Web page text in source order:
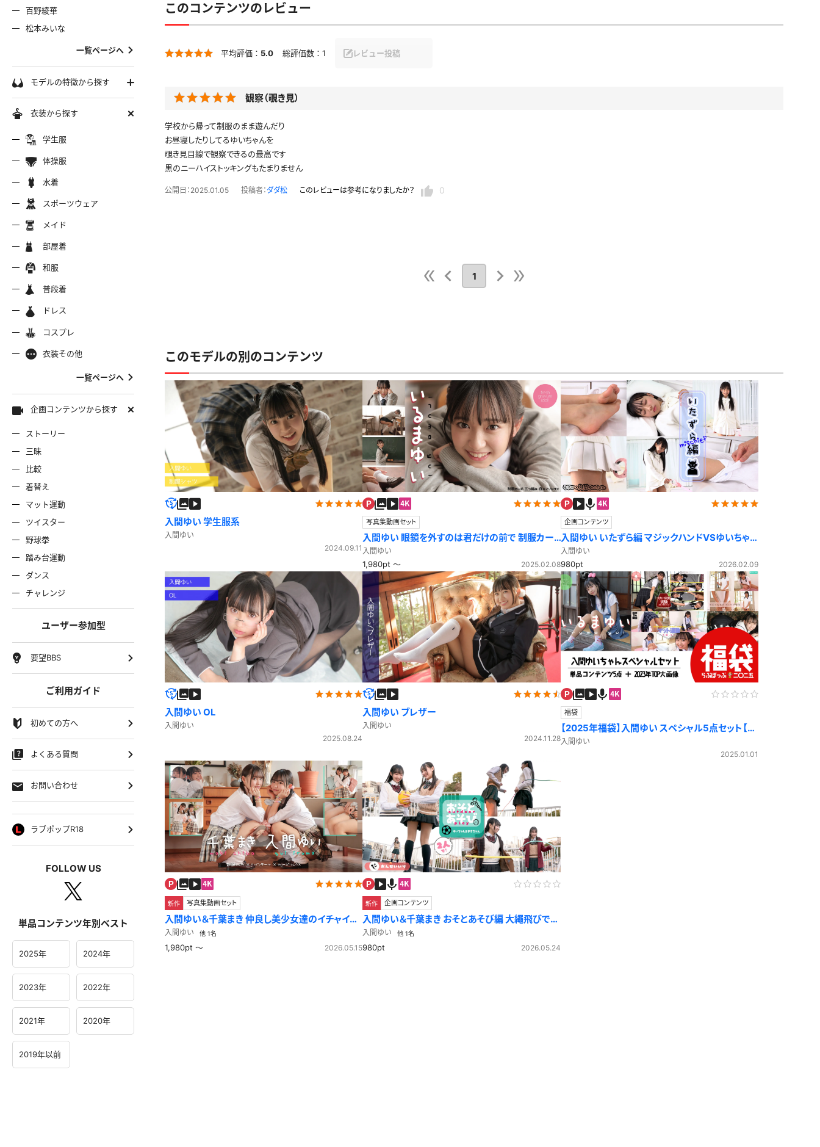
ラー夏服 セーラー中間服 セーラー冬服
制服カーディガン
ジャージ
ベスト
ワンピース
服
ミズ
リーダー
タード
リー
ミソール
袴
デニムスカート ワンピース
ディングドレス アイドル風
ウィン サバゲー
エプロン
タオル コート
ディガン ニットベスト
百野綾華
松本みいな
一覧ページへ
モデルの特徴から探す
スレンダー
ムチムチ
ミニマム
色白
美脚
美尻
ちっぱい
衣装から探す
学生服
セーラー服 セーラーブレザー
制服シャツ
制服パーカー 制服ベスト
体操服
水着
スポーツウェア
メイド
部屋着
和服
着物
普段着 デニムスカート
ドレス
コスプレ
バニーガール ハロウィン
衣装その他
セーター カーディガン パーカー ニットベスト
一覧ページへ
企画コンテンツから探す
ストーリー
三昧
比較
着替え
マット運動
ツイスター
野球拳
踏み台運動
ダンス
チャレンジ
ユーザー参加型
要望BBS
ご利用ガイド
初めての方へ
よくある質問
お問い合わせ
ラブポップR18
FOLLOW US
単品コンテンツ年別ベスト
2025年 2024年
2023年 2022年
2021年 2020年
2019年以前
このコンテンツのレビュー
平均評価： 5.0 総評価数： 1 レビュー投稿
観察（覗き見）
学校から帰って制服のまま遊んだり
お昼寝したりしてるゆいちゃんを
覗き見目線で観察できるの最高です
黒のニーハイストッキングもたまりません
公開日：2025.01.05 投稿者： ダダ松 このレビューは参考になりましたか？ 0
1
このモデルの別のコンテンツ
入間ゆい 学生服系
入間ゆい
2024.09.11
写真集動画セット
入間ゆい 眼鏡を外すのは君だけの前で 制服カー
ディガン
入間ゆい
1,980pt ～ 2025.02.08
企画コンテンツ
入間ゆい いたずら編 マジックハンドVSゆいちゃ
ん！勝つのはどっち？
入間ゆい
980pt 2026.02.09
入間ゆい OL
入間ゆい
2025.08.24
入間ゆい ブレザー
入間ゆい
2024.11.28
福袋
【2025年福袋】入間ゆい スペシャル5点セット【期
間限定！】
入間ゆい
2025.01.01
新作 写真集動画セット
入間ゆい＆千葉まき 仲良し美少女達のイチャイチ
ャwithパンチラ＝世界平和 制服シャツ
入間ゆい 他 1名
1,980pt ～ 2026.05.15
新作 企画コンテンツ
入間ゆい＆千葉まき おそとあそび編 大繩飛びでふ
わふわゆれるスカート！
入間ゆい 他 1名
980pt 2026.05.24